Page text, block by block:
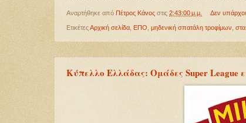
Αναρτήθηκε από Πέτρος Κάνος στις 2:43:00 μ.μ. Δεν
ΕτικέτεςΑρχική σελίδα ΕΠΟ μηδενική σπατάλη τροφίμων
Κύπελλο Ελλάδας: Ομάδες Super League